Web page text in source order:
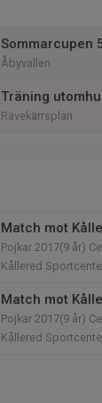
Sommarcupen
Åbyvallen
Träning
Rävekärrsplan
Match mot
Pojkar 2017(9 år)
Kållered
Match mot
Pojkar 2017(9 år)
Kållered